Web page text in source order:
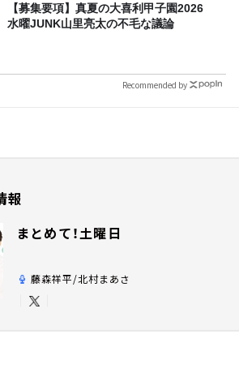
【募集要項】真夏の大喜利甲子園2026
水曜JUNK山里亮太の不毛な議論
Recommended by
報
まとめて！土曜日
藤森祥平/北村まあさ